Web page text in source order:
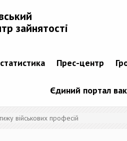
зайнятості
Прес-центр
Єдиний портал
військових професій